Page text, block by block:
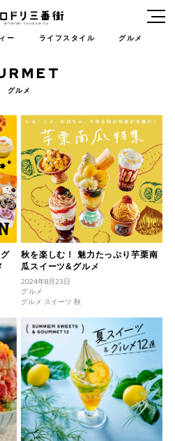
ー ライフスタイル グルメ
グルメ
秋を楽しむ！ 魅力たっぷり芋栗南
瓜スイーツ&グルメ
2024年8月23日
グルメ
グルメ スイーツ 秋